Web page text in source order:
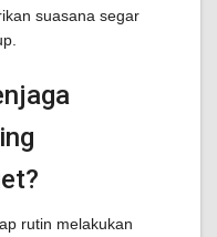
suasana segar
rutin melakukan